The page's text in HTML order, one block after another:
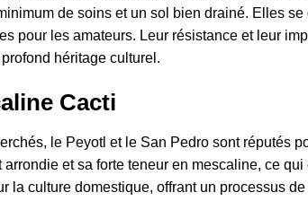
de soins et un sol bien drainé. Elles
pour les amateurs. Leur résistance et leur
héritage culturel.
Cacti
le Peyotl et le San Pedro sont réputés
et sa forte teneur en mescaline, ce
la culture domestique, offrant un processus